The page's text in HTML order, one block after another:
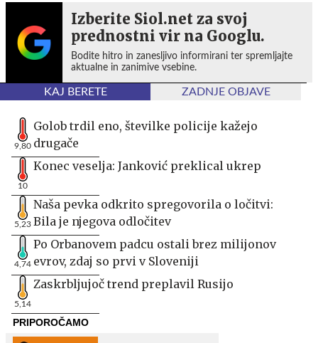
Izberite Siol.net za svoj
prednostni vir na Googlu.
Bodite hitro in zanesljivo informirani ter spremljajte
aktualne in zanimive vsebine.
KAJ BERETE ZADNJE OBJAVE
9,80
Golob trdil eno, številke policije kažejo
drugače
10
Konec veselja: Janković preklical ukrep
5,23
Naša pevka odkrito spregovorila o ločitvi:
Bila je njegova odločitev
4,74
Po Orbanovem padcu ostali brez milijonov
evrov, zdaj so prvi v Sloveniji
5,14
Zaskrbljujoč trend preplavil Rusijo